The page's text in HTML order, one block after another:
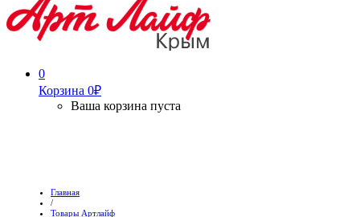
0
Корзина 0₽
Ваша корзина пуста
Главная
/
Товары Артлайф